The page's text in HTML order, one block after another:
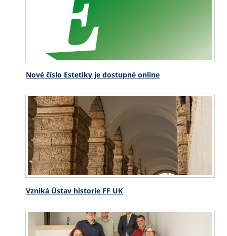
Nové číslo Estetiky je dostupné online
Vzniká Ústav historie FF UK